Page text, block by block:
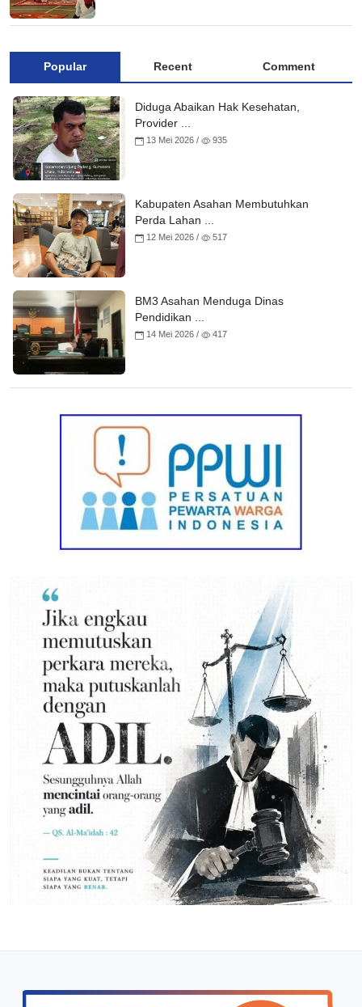
Popular Recent Comment
Diduga Abaikan Hak Kesehatan,
Provider ...
13 Mei 2026 / 935
Kabupaten Asahan Membutuhkan
Perda Lahan ...
12 Mei 2026 / 517
BM3 Asahan Menduga Dinas
Pendidikan ...
14 Mei 2026 / 417